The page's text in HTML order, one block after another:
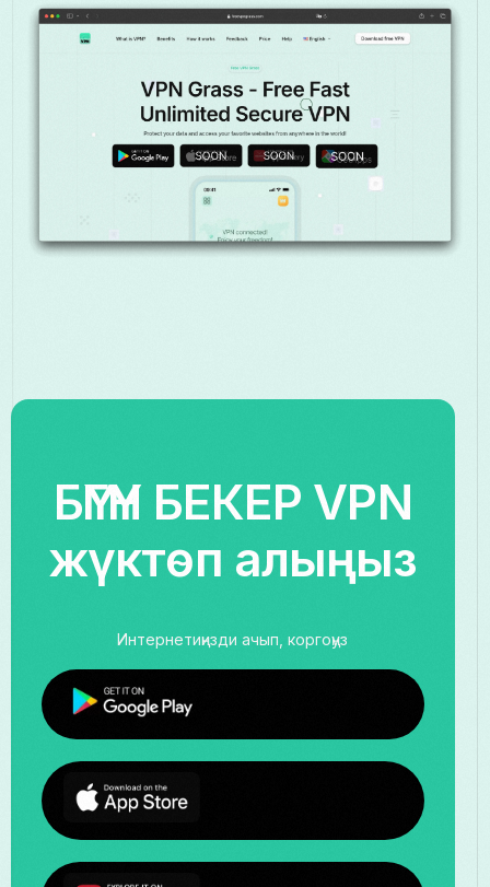
БҮГҮН БЕКЕР VPN
жүктөп алыңыз
Интернетиңизди ачып, коргоңуз